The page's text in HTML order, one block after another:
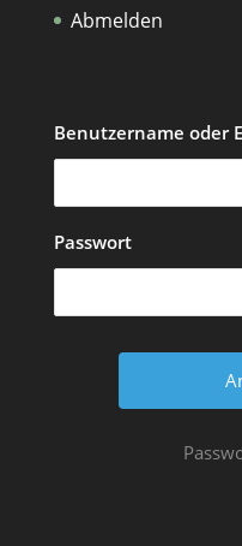
Abmelden
Benutzername oder
Passwort